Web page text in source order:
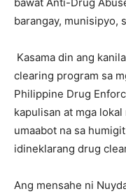
bawat Anti-Drug
barangay, munisipyo,
Kasama din ang
clearing program sa
Philippine Drug
kapulisan at mga lokal
umaabot na sa
idineklarang drug
Ang mensahe ni